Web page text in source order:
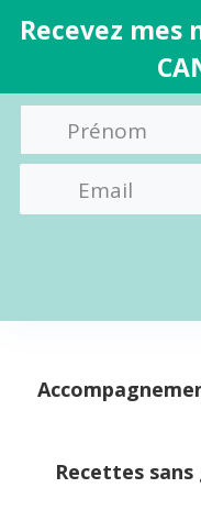
contenu
Recettes
Recevez mes